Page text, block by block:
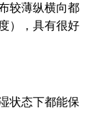
较薄纵横向都
），具有很好
状态下都能保